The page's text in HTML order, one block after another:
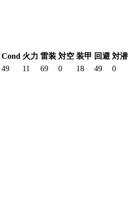
Cond 火力 雷装 対空 装甲 回避 対潜
49 11 69 0 18 49 0